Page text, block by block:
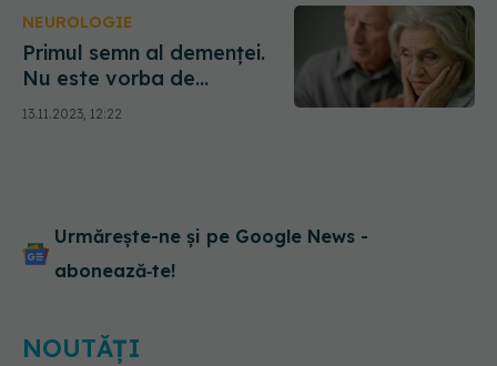
NEUROLOGIE
Primul semn al demenței.
Nu este vorba de
pierderea memoriei. La ce
să fii atent în cazul
13.11.2023, 12:22
Urmărește-ne și pe Google News -
abonează‑te!
NOUTĂȚI